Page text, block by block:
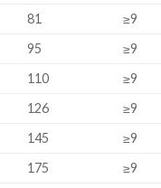
81
≥9
95
≥9
110
≥9
126
≥9
145
≥9
175
≥9